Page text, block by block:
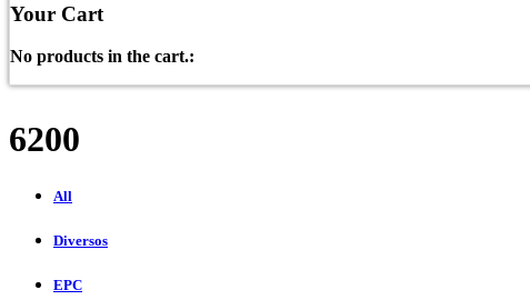
Your Cart
No products in the cart.:
6200
All
Diversos
EPC